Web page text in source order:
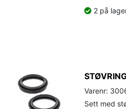
2 på
Varenr:
Sett med